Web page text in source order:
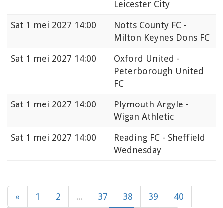
Leicester City
Sat 1 mei 2027 14:00
Notts County FC -
Milton Keynes Dons FC
Sat 1 mei 2027 14:00
Oxford United -
Peterborough United
FC
Sat 1 mei 2027 14:00
Plymouth Argyle -
Wigan Athletic
Sat 1 mei 2027 14:00
Reading FC - Sheffield
Wednesday
« 1 2 ... 37 38 39 40